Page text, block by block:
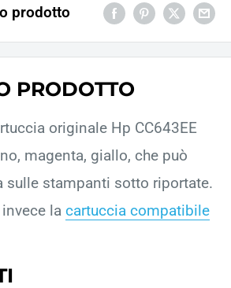
prodotto
PRODOTTO
originale Hp CC643EE
magenta, giallo, che può
sulle stampanti sotto riportate.
la cartuccia compatibile